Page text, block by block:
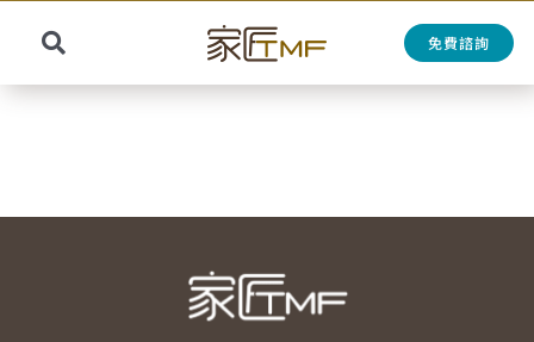
content
Toggle
Navigation
Search
免費諮詢